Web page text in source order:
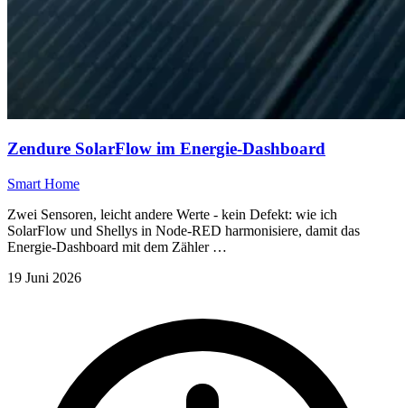
Zendure SolarFlow im Energie-Dashboard
Smart Home
Zwei Sensoren, leicht andere Werte - kein Defekt: wie ich
SolarFlow und Shellys in Node-RED harmonisiere, damit das
Energie-Dashboard mit dem Zähler …
19 Juni 2026